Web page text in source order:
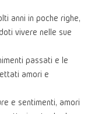
anni in poche righe,
vivere nelle sue
passati e le
amori e
e sentimenti, amori